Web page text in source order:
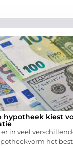
hypotheek kiest
in veel
het